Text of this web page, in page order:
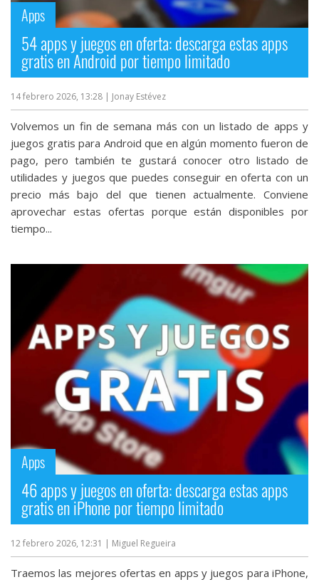
Apps
54 apps y juegos en oferta: descarga estas apps
gratis en Android por tiempo limitado
14 febrero 2026, 13:28 | Jonay Estévez
Volvemos un fin de semana más con un listado de apps y
juegos gratis para Android que en algún momento fueron de
pago, pero también te gustará conocer otro listado de
utilidades y juegos que puedes conseguir en oferta con un
precio más bajo del que tienen actualmente. Conviene
aprovechar estas ofertas porque están disponibles por
tiempo...
Apps
46 apps y juegos en oferta: descarga estas apps
gratis en iPhone por tiempo limitado
12 febrero 2026, 12:31 | Miguel Regueira
Traemos las mejores ofertas en apps y juegos para iPhone,